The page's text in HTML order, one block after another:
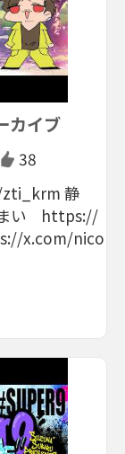
カイブ
38
静
い https://
x.com/nico